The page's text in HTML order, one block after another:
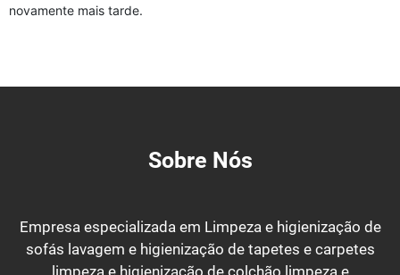
novamente mais tarde.
Sobre Nós
Empresa especializada em Limpeza e higienização de
sofás lavagem e higienização de tapetes e carpetes
limpeza e higienização de colchão limpeza e